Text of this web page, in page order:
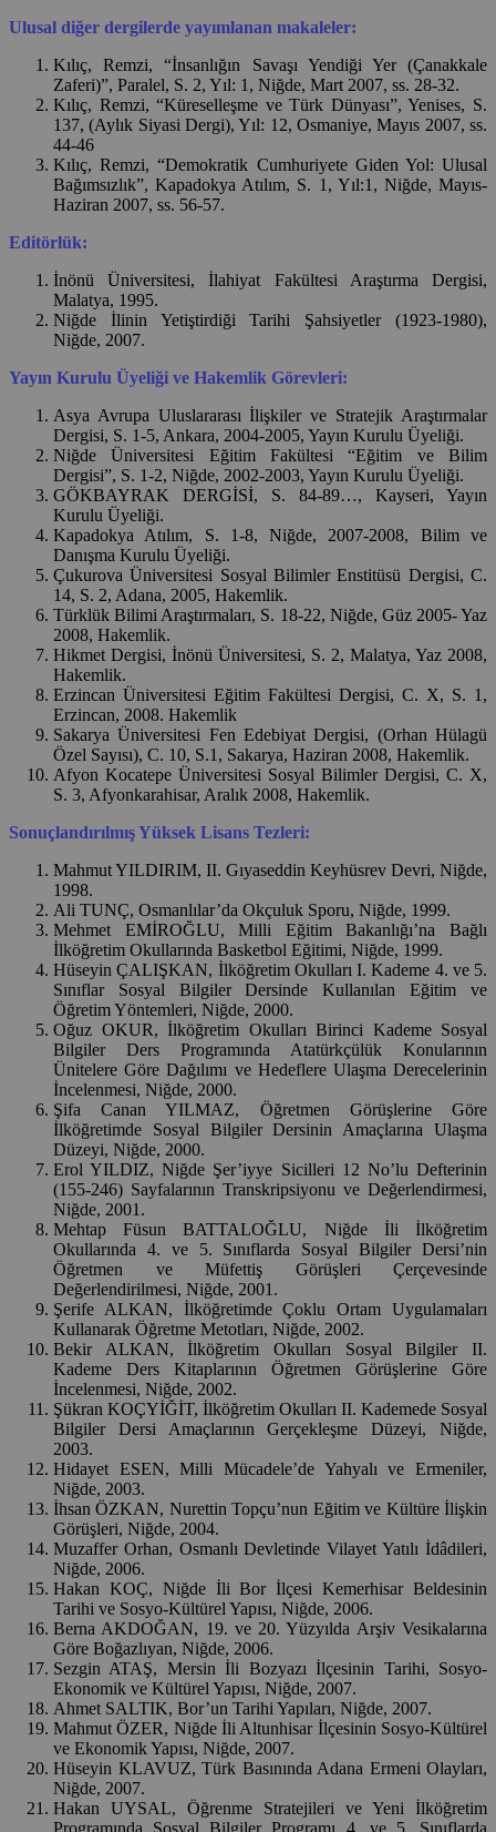
Ulusal diğer dergilerde yayımlanan makaleler:
Kılıç, Remzi, “İnsanlığın Savaşı Yendiği Yer (Çanakkale
Zaferi)”, Paralel, S. 2, Yıl: 1, Niğde, Mart 2007, ss. 28-32.
Kılıç, Remzi, “Küreselleşme ve Türk Dünyası”, Yenises, S.
137, (Aylık Siyasi Dergi), Yıl: 12, Osmaniye, Mayıs 2007, ss.
44-46
Kılıç, Remzi, “Demokratik Cumhuriyete Giden Yol: Ulusal
Bağımsızlık”, Kapadokya Atılım, S. 1, Yıl:1, Niğde, Mayıs-
Haziran 2007, ss. 56-57.
Editörlük:
İnönü Üniversitesi, İlahiyat Fakültesi Araştırma Dergisi,
Malatya, 1995.
Niğde İlinin Yetiştirdiği Tarihi Şahsiyetler (1923-1980),
Niğde, 2007.
Yayın Kurulu Üyeliği ve Hakemlik Görevleri:
Asya Avrupa Uluslararası İlişkiler ve Stratejik Araştırmalar
Dergisi, S. 1-5, Ankara, 2004-2005, Yayın Kurulu Üyeliği.
Niğde Üniversitesi Eğitim Fakültesi “Eğitim ve Bilim
Dergisi”, S. 1-2, Niğde, 2002-2003, Yayın Kurulu Üyeliği.
GÖKBAYRAK DERGİSİ, S. 84-89…, Kayseri, Yayın
Kurulu Üyeliği.
Kapadokya Atılım, S. 1-8, Niğde, 2007-2008, Bilim ve
Danışma Kurulu Üyeliği.
Çukurova Üniversitesi Sosyal Bilimler Enstitüsü Dergisi, C.
14, S. 2, Adana, 2005, Hakemlik.
Türklük Bilimi Araştırmaları, S. 18-22, Niğde, Güz 2005- Yaz
2008, Hakemlik.
Hikmet Dergisi, İnönü Üniversitesi, S. 2, Malatya, Yaz 2008,
Hakemlik.
Erzincan Üniversitesi Eğitim Fakültesi Dergisi, C. X, S. 1,
Erzincan, 2008. Hakemlik
Sakarya Üniversitesi Fen Edebiyat Dergisi, (Orhan Hülagü
Özel Sayısı), C. 10, S.1, Sakarya, Haziran 2008, Hakemlik.
Afyon Kocatepe Üniversitesi Sosyal Bilimler Dergisi, C. X,
S. 3, Afyonkarahisar, Aralık 2008, Hakemlik.
Sonuçlandırılmış Yüksek Lisans Tezleri:
Mahmut YILDIRIM, II. Gıyaseddin Keyhüsrev Devri, Niğde,
1998.
Ali TUNÇ, Osmanlılar’da Okçuluk Sporu, Niğde, 1999.
Mehmet EMİROĞLU, Milli Eğitim Bakanlığı’na Bağlı
İlköğretim Okullarında Basketbol Eğitimi, Niğde, 1999.
Hüseyin ÇALIŞKAN, İlköğretim Okulları I. Kademe 4. ve 5.
Sınıflar Sosyal Bilgiler Dersinde Kullanılan Eğitim ve
Öğretim Yöntemleri, Niğde, 2000.
Oğuz OKUR, İlköğretim Okulları Birinci Kademe Sosyal
Bilgiler Ders Programında Atatürkçülük Konularının
Ünitelere Göre Dağılımı ve Hedeflere Ulaşma Derecelerinin
İncelenmesi, Niğde, 2000.
Şifa Canan YILMAZ, Öğretmen Görüşlerine Göre
İlköğretimde Sosyal Bilgiler Dersinin Amaçlarına Ulaşma
Düzeyi, Niğde, 2000.
Erol YILDIZ, Niğde Şer’iyye Sicilleri 12 No’lu Defterinin
(155-246) Sayfalarının Transkripsiyonu ve Değerlendirmesi,
Niğde, 2001.
Mehtap Füsun BATTALOĞLU, Niğde İli İlköğretim
Okullarında 4. ve 5. Sınıflarda Sosyal Bilgiler Dersi’nin
Öğretmen ve Müfettiş Görüşleri Çerçevesinde
Değerlendirilmesi, Niğde, 2001.
Şerife ALKAN, İlköğretimde Çoklu Ortam Uygulamaları
Kullanarak Öğretme Metotları, Niğde, 2002.
Bekir ALKAN, İlköğretim Okulları Sosyal Bilgiler II.
Kademe Ders Kitaplarının Öğretmen Görüşlerine Göre
İncelenmesi, Niğde, 2002.
Şükran KOÇYİĞİT, İlköğretim Okulları II. Kademede Sosyal
Bilgiler Dersi Amaçlarının Gerçekleşme Düzeyi, Niğde,
2003.
Hidayet ESEN, Milli Mücadele’de Yahyalı ve Ermeniler,
Niğde, 2003.
İhsan ÖZKAN, Nurettin Topçu’nun Eğitim ve Kültüre İlişkin
Görüşleri, Niğde, 2004.
Muzaffer Orhan, Osmanlı Devletinde Vilayet Yatılı İdâdileri,
Niğde, 2006.
Hakan KOÇ, Niğde İli Bor İlçesi Kemerhisar Beldesinin
Tarihi ve Sosyo-Kültürel Yapısı, Niğde, 2006.
Berna AKDOĞAN, 19. ve 20. Yüzyılda Arşiv Vesikalarına
Göre Boğazlıyan, Niğde, 2006.
Sezgin ATAŞ, Mersin İli Bozyazı İlçesinin Tarihi, Sosyo-
Ekonomik ve Kültürel Yapısı, Niğde, 2007.
Ahmet SALTIK, Bor’un Tarihi Yapıları, Niğde, 2007.
Mahmut ÖZER, Niğde İli Altunhisar İlçesinin Sosyo-Kültürel
ve Ekonomik Yapısı, Niğde, 2007.
Hüseyin KLAVUZ, Türk Basınında Adana Ermeni Olayları,
Niğde, 2007.
Hakan UYSAL, Öğrenme Stratejileri ve Yeni İlköğretim
Programında Sosyal Bilgiler Programı 4. ve 5. Sınıflarda